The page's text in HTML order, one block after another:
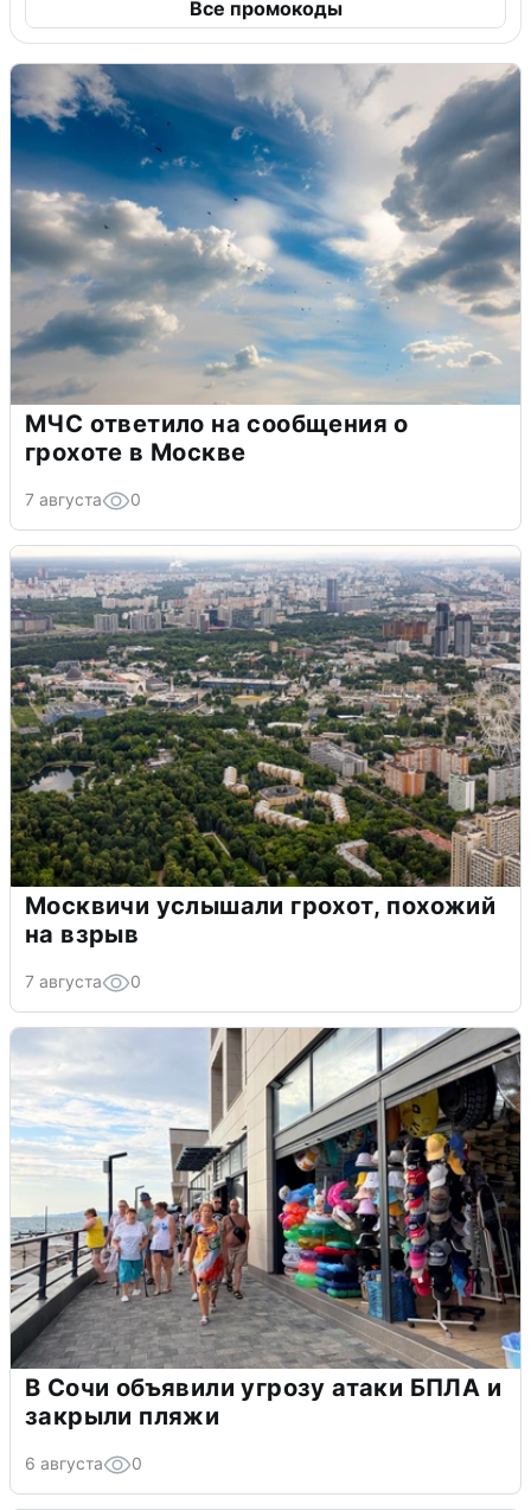
Все промокоды
МЧС ответило на сообщения о
грохоте в Москве
7 августа 0
Москвичи услышали грохот, похожий
на взрыв
7 августа 0
В Сочи объявили угрозу атаки БПЛА и
закрыли пляжи
6 августа 0